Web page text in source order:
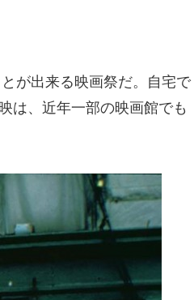
が出来る映画祭だ。自宅で
は、近年一部の映画館でも